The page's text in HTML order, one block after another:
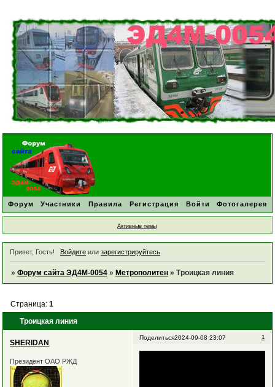
Форум Участники Правила Регистрация Войти Фотогалерея
Активные темы
Привет, Гость! Войдитеили зарегистрируйтесь.
» Форум сайта ЭД4М-0054 » Метрополитен » Троицкая линия
Троицкая линия
Страница: 1
Поделиться 1
2024-09-08 23:07
SHERIDAN
Президент ОАО РЖД